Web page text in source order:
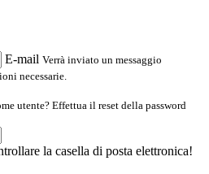
E-mail Verrà inviato un messaggio
necessarie.
utente? Effettua il reset della password
la casella di posta elettronica!